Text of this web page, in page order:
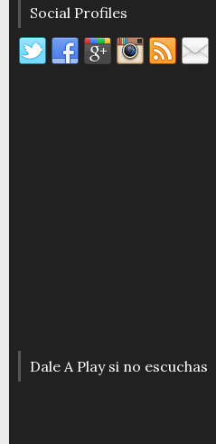
Social Profiles
Dale A Play si no escuchas